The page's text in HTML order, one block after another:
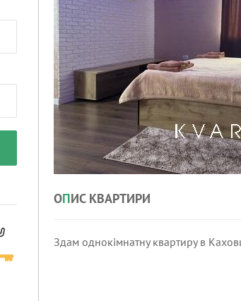
ОПИС КВАРТИРИ
Здам однокімнатну квартиру в